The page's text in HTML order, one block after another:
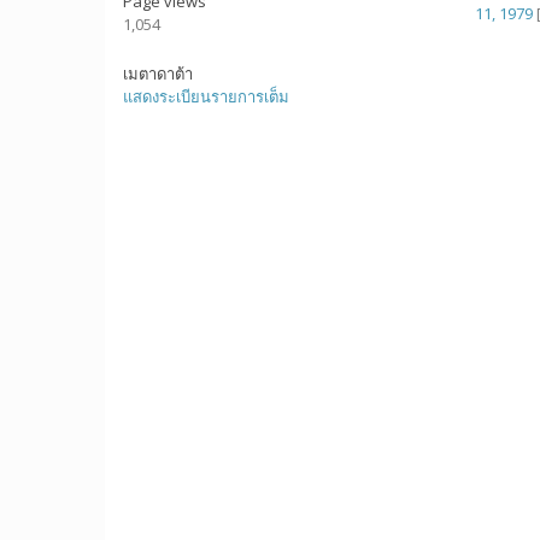
1,054
เมตาดาต้า
แสดงระเบียนรายการเต็ม
11, 1979